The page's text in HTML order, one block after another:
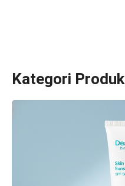
Kategori Produk